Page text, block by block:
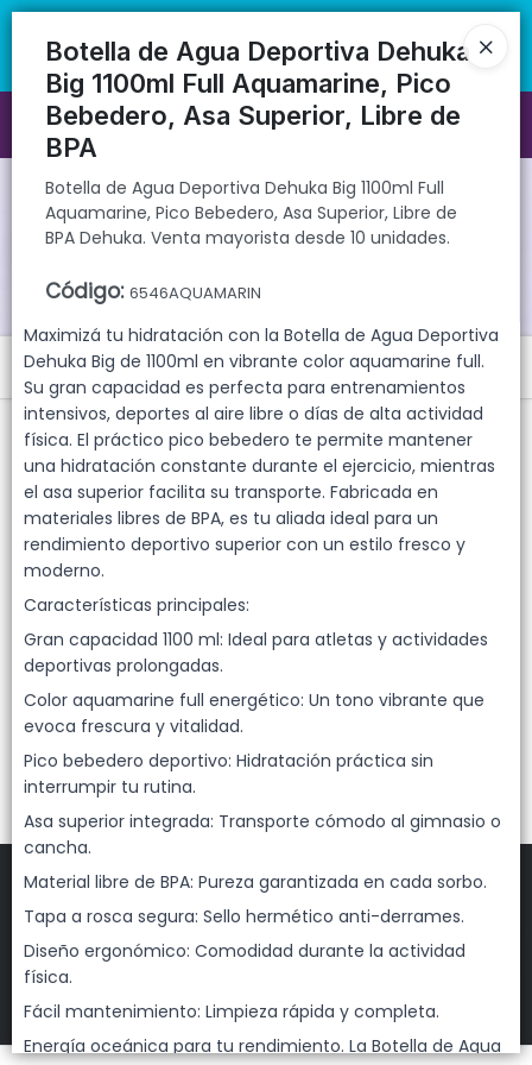
Botella de Agua Deportiva Dehuka Big 1100ml Full Aquamarine, Pico
10 unidades.
Botella de Agua Deportiva Dehuka
Big 1100ml Full Aquamarine, Pico
Bebedero, Asa Superior, Libre de
BPA
Botella de Agua Deportiva Dehuka Big 1100ml Full
Aquamarine, Pico Bebedero, Asa Superior, Libre de
BPA Dehuka. Venta mayorista desde 10 unidades.
Código: 6546AQUAMARIN
Maximizá tu hidratación con la Botella de Agua Deportiva
Dehuka Big de 1100ml en vibrante color aquamarine full.
Su gran capacidad es perfecta para entrenamientos
intensivos, deportes al aire libre o días de alta actividad
física. El práctico pico bebedero te permite mantener
una hidratación constante durante el ejercicio, mientras
el asa superior facilita su transporte. Fabricada en
materiales libres de BPA, es tu aliada ideal para un
rendimiento deportivo superior con un estilo fresco y
moderno.
Características principales:
Gran capacidad 1100 ml: Ideal para atletas y actividades
deportivas prolongadas.
Color aquamarine full energético: Un tono vibrante que
evoca frescura y vitalidad.
Pico bebedero deportivo: Hidratación práctica sin
interrumpir tu rutina.
Asa superior integrada: Transporte cómodo al gimnasio o
cancha.
Material libre de BPA: Pureza garantizada en cada sorbo.
Tapa a rosca segura: Sello hermético anti-derrames.
Diseño ergonómico: Comodidad durante la actividad
física.
Fácil mantenimiento: Limpieza rápida y completa.
Energía oceánica para tu rendimiento. La Botella de Agua
directa | 📦 Comprá mayorista desde 10 unidades. ¡Registrate y
accedé a precios exclusivos!
Ingresar a la Tienda
CÓMO COMPRAR
QUIÉNES SOMOS
GARANTIAS
CONTACTO
Menú
Botella de Agua Deportiva Dehuka Big 1100ml Full Aquamarine, Pico
Bebedero, Asa Superior, Libre de BPA Dehuka. Venta mayorista
desde 10 unidades.
FILTROS
Lista vacía
Defensa de las y los consumidores. Para reclamosingresá acá.